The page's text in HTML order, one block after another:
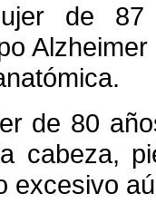
de 87
de 80
cabeza,
excesivo